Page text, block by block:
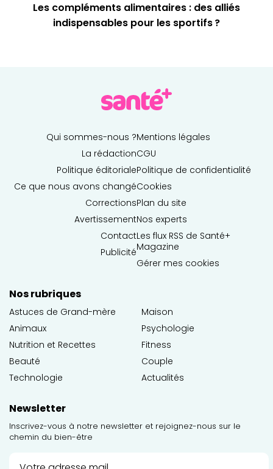
Les compléments alimentaires : des alliés
indispensables pour les sportifs ?
Qui sommes-nous ?
La rédaction
Politique éditoriale
Ce que nous avons changé
Corrections
Avertissement
Contact
Publicité
Mentions légales
CGU
Politique de confidentialité
Cookies
Plan du site
Nos experts
Les flux RSS de Santé+
Magazine
Gérer mes cookies
Nos rubriques
Astuces de Grand-mère
Animaux
Nutrition et Recettes
Beauté
Technologie
Maison
Psychologie
Fitness
Couple
Actualités
Newsletter
Inscrivez-vous à notre newsletter et rejoignez-nous sur le
chemin du bien-être